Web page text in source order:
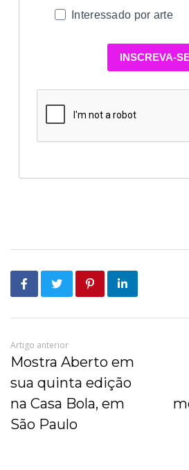
Interessado por arte
INSCREVA-
Artigo anterior
Mostra Aberto em
sua quinta edição
na Casa Bola, em
São Paulo